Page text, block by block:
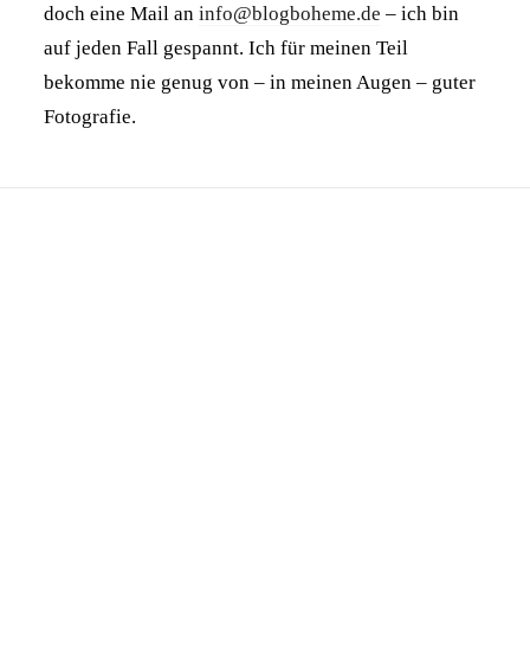
doch eine Mail aninfo@blogboheme.de – ich bin
auf jeden Fall gespannt. Ich für meinen Teil
bekomme nie genug von – in meinen Augen – guter
Fotografie.